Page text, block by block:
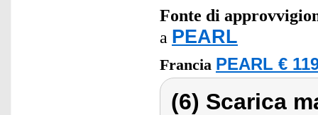
Fonte di
a PEARL
Francia PEARL €
(6) Scarica